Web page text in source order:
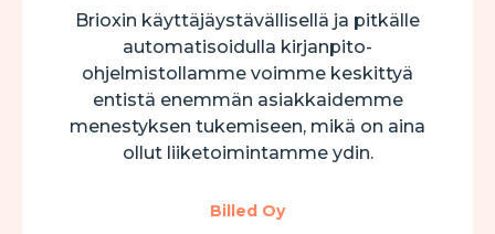
Brioxin käyttäjäystävällisellä ja pitkälle
automatisoidulla kirjanpito-
ohjelmistollamme voimme keskittyä
entistä enemmän asiakkaidemme
menestyksen tukemiseen, mikä on aina
ollut liiketoimintamme ydin.
Billed Oy